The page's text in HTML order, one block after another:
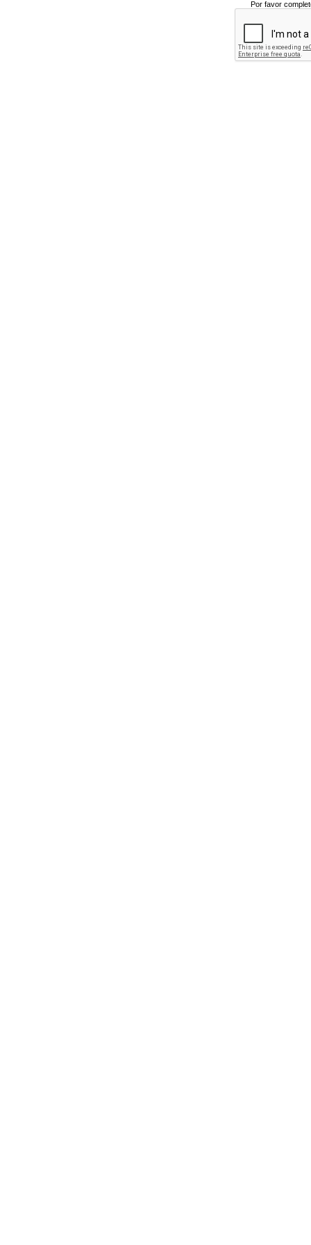
Por favor